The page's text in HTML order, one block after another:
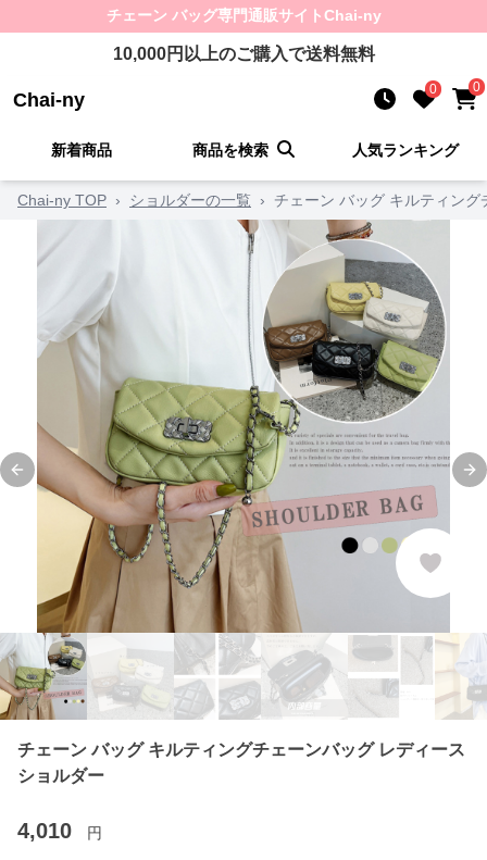
チェーン バッグ専門通販サイトChai-ny
10,000円以上のご購入で送料無料
Chai-ny 0 0
新着商品 商品を検索 人気ランキング
Chai-ny TOP › ショルダーの一覧 › チェーン バッグ キルティン
Previous slide
チェーン バッグ キルティングチェーンバッグ レディース
ショルダー
4,010 円